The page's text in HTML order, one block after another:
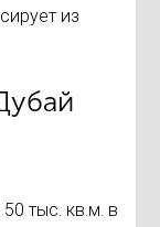
из
тыс. кв.м. в